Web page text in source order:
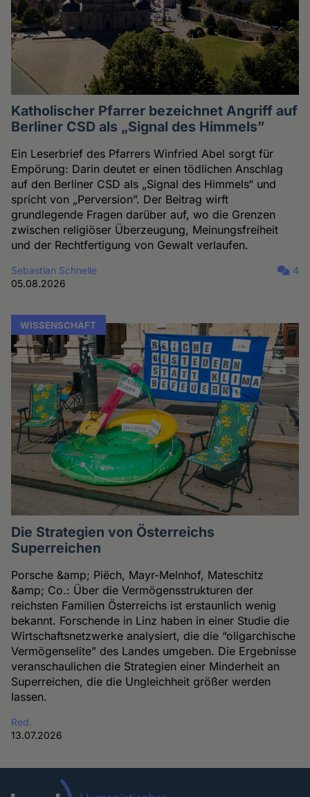
Katholischer Pfarrer bezeichnet Angriff auf
Berliner CSD als „Signal des Himmels”
Ein Leserbrief des Pfarrers Winfried Abel sorgt für
Empörung: Darin deutet er einen tödlichen Anschlag
auf den Berliner CSD als „Signal des Himmels“ und
spricht von „Perversion”. Der Beitrag wirft
grundlegende Fragen darüber auf, wo die Grenzen
zwischen religiöser Überzeugung, Meinungsfreiheit
und der Rechtfertigung von Gewalt verlaufen.
Sebastian Schnelle
05.08.2026
4
WISSENSCHAFT
Die Strategien von Österreichs
Superreichen
Porsche &amp; Piëch, Mayr-Melnhof, Mateschitz
&amp; Co.: Über die Vermögensstrukturen der
reichsten Familien Österreichs ist erstaunlich wenig
bekannt. Forschende in Linz haben in einer Studie die
Wirtschaftsnetzwerke analysiert, die die “oligarchische
Vermögenselite” des Landes umgeben. Die Ergebnisse
veranschaulichen die Strategien einer Minderheit an
Superreichen, die die Ungleichheit größer werden
lassen.
Red.
13.07.2026